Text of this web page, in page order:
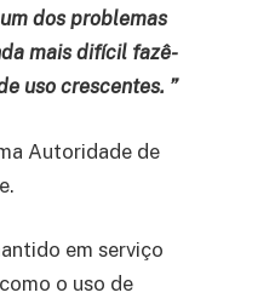
dos problemas
mais difícil fazê-
uso crescentes. ”
Autoridade de
em serviço
o uso de